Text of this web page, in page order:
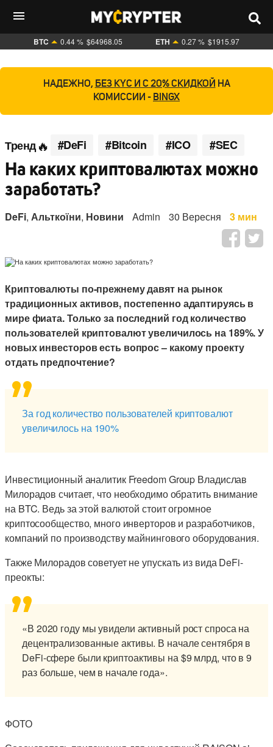
BTC 0.44 % $64968.05 ETH 0.27 % $1915.97
НАДЕЖНО, БЕЗ KYC И С 20% СКИДКОЙ НА
КОМИССИИ - BINGX
Тренд #DeFi #Bitcoin #ICO #SEC
На каких криптовалютах можно
заработать?
DeFi, Альткоїни, Новини Admin 30 Вересня 3 мин
Криптовалюты по-прежнему давят на рынок
традиционных активов, постепенно адаптируясь в
мире фиата. Только за последний год количество
пользователей криптовалют увеличилось на 189%. У
новых инвесторов есть вопрос – какому проекту
отдать предпочтение?
За год количество пользователей криптовалют
увеличилось на 190%
Инвестиционный аналитик Freedom Group Владислав
Милорадов считает, что необходимо обратить внимание
на BTC. Ведь за этой валютой стоит огромное
криптосообщество, много инверторов и разработчиков,
компаний по производству майнингового оборудования.
Также Милорадов советует не упускать из вида DeFi-
преокты:
«В 2020 году мы увидели активный рост спроса на
децентрализованные активы. В начале сентября в
DeFi-сфере были криптоактивы на $9 млрд, что в 9
раз больше, чем в начале года».
ФОТО